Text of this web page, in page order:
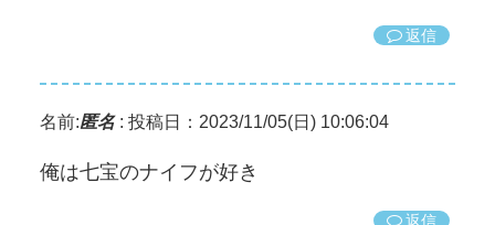
返信
名前:匿名: 投稿日：2023/11/05(日) 10:06:04
俺は七宝のナイフが好き
返信